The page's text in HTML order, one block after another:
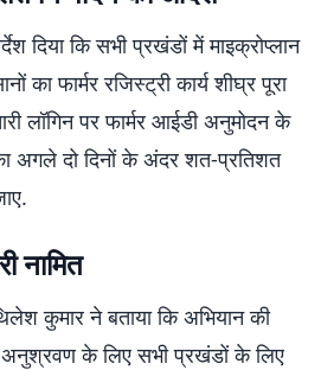
दिया कि सभी प्रखंडों में माइक्रोप्लान
का फार्मर रजिस्ट्री कार्य शीघ्र पूरा
लॉगिन पर फार्मर आईडी अनुमोदन के
अगले दो दिनों के अंदर शत-प्रतिशत
नामित
कुमार ने बताया कि अभियान की
अनुश्रवण के लिए सभी प्रखंडों के लिए